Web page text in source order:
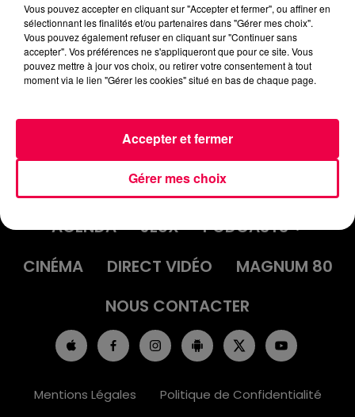
podcasts/2023/02/Les-Infos-People-du-jeudi-02-
fevrier.mp3
INFOS
EMISSIONS
AGENDA
JEUX
PODCASTS
CINÉMA
DIRECT VIDÉO
MAGNUM 80
NOUS CONTACTER
Mentions Légales Politique de Confidentialité
Vous pouvez accepter en cliquant sur "Accepter et fermer", ou affiner en
sélectionnant les finalités et/ou partenaires dans "Gérer mes choix".
Vous pouvez également refuser en cliquant sur "Continuer sans
accepter". Vos préférences ne s'appliqueront que pour ce site. Vous
pouvez mettre à jour vos choix, ou retirer votre consentement à tout
moment via le lien "Gérer les cookies" situé en bas de chaque page.
Gérer mes choix
Accepter et fermer